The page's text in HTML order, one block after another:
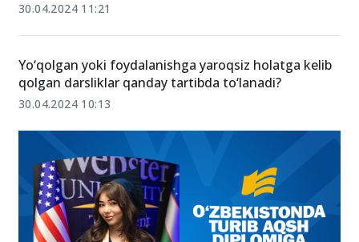
30.04.2024 11:21
Yo‘qolgan yoki foydalanishga yaroqsiz holatga kelib
qolgan darsliklar qanday tartibda to‘lanadi?
30.04.2024 10:13